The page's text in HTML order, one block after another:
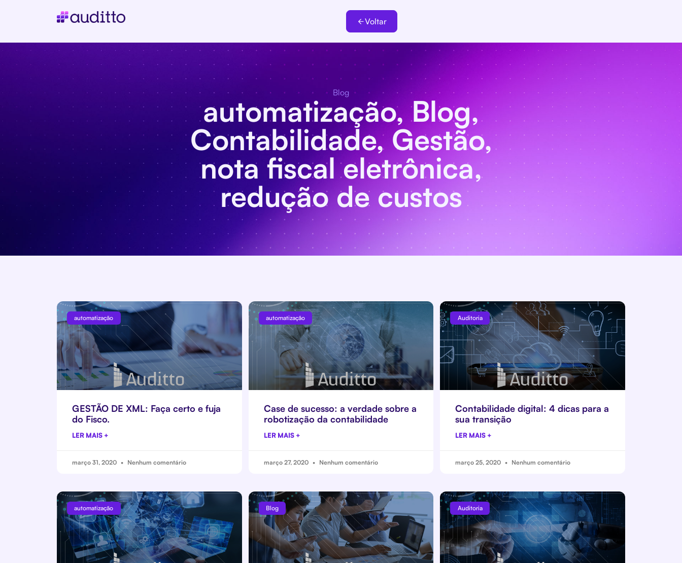
Voltar
Blog
automatização,Blog,
Contabilidade, Gestão,
nota fiscal eletrônica,
redução de custos
automatização
GESTÃO DE XML: Faça certo e fuja
do Fisco.
LER MAIS +
março 31, 2020 Nenhum comentário
automatização
Case de sucesso: a verdade sobre a
robotização da contabilidade
LER MAIS +
março 27, 2020 Nenhum comentário
Auditoria
Contabilidade digital: 4 dicas para a
sua transição
LER MAIS +
março 25, 2020 Nenhum comentário
automatização Blog Auditoria